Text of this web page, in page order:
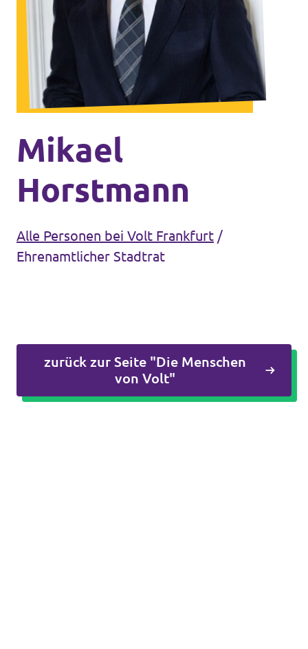
Europaebene
Volt Europa
Nationale Teams in Europa
Unsere Events
Volt im Römer
Kommunalwahl 2026
Kontakt
Mikael
Horstmann
Alle Personen bei Volt Frankfurt /
Ehrenamtlicher Stadtrat
zurück zur Seite "Die Menschen
von Volt"